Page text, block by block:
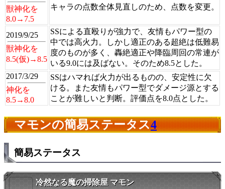
獣神化を
8.0→7.5
キャラの点数全体見直しのため、点数を変更。
2019/9/25
獣神化を
8.5(仮)→8.5
SSによる直殴りが強力で、友情もパワー型の
中では高火力。しかし適正のある超絶は低難易
度のものが多く、轟絶適正や降臨周回の常連が
いる9.0には及ばない。そのため8.5とした。
2017/3/29
神化を
8.5→8.0
SSはハマれば火力が出るものの、安定性に欠
ける。また友情もパワー型でダメージ源とする
ことが難しいと判断。評価点を8.0点とした。
マモンの簡易ステータス4
簡易ステータス
冷然なる魔の掃除屋 マモン